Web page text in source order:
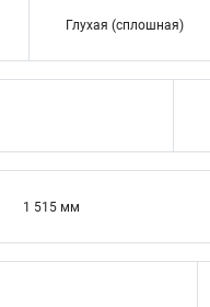
Глухая (сплошная)
1 515 мм